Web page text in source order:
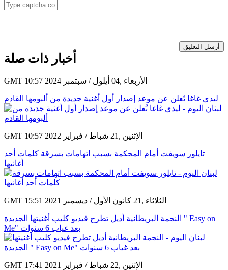
أرسل التعليق
أخبار ذات صلة
GMT 10:57 2024 الأربعاء ,04 أيلول / سبتمبر
ليدي غاغا تُعلن عن موعد إصدار أول أغنية جديدة من ألبومها القادم
GMT 10:57 2022 الإثنين ,21 شباط / فبراير
تايلور سويفت أمام المحكمة بسبب اتهامات بسرقة كلمات أحد
أغانيها
GMT 15:51 2021 الثلاثاء ,21 كانون الأول / ديسمبر
النجمة البريطانية أديل تطرح فيديو كليب أغنيتها الجديدة " Easy on
Me" بعد غياب 6 سنوات
GMT 17:41 2021 الإثنين ,22 شباط / فبراير